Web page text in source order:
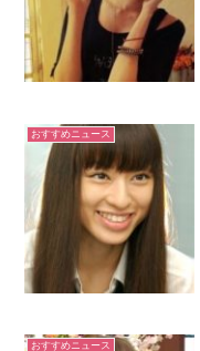
おすすめニュース
おすすめニュース